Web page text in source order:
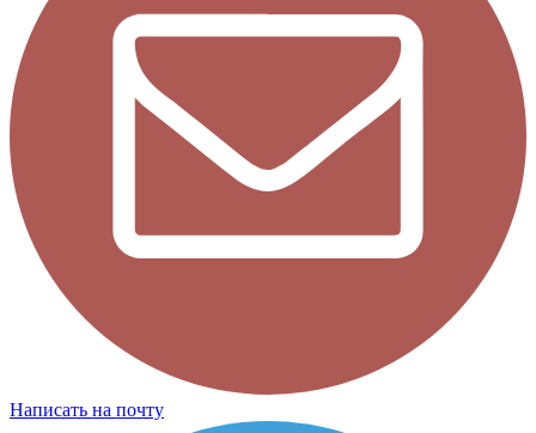
Написать на почту